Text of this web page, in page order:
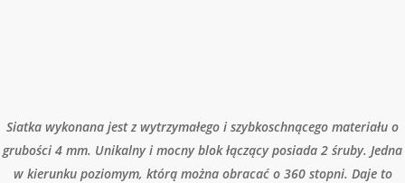
Siatka wykonana jest z wytrzymałego i szybkoschnącego materiału o
grubości 4 mm. Unikalny i mocny blok łączący posiada 2 śruby. Jedna
w kierunku poziomym, którą można obracać o 360 stopni. Daje to